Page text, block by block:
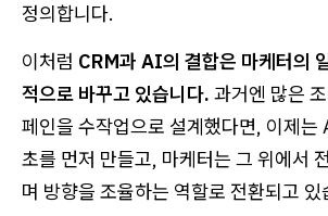
정의합니다.
이처럼 CRM과 AI의 결합은 마케터의
적으로 바꾸고 있습니다. 과거엔 많은
페인을 수작업으로 설계했다면, 이제는
초를 먼저 만들고, 마케터는 그 위에서
며 방향을 조율하는 역할로 전환되고 있